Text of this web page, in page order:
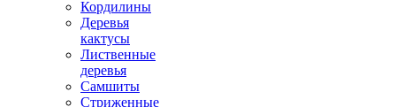
Кордилины
Деревья
кактусы
Лиственные
деревья
Самшиты
Стриженные